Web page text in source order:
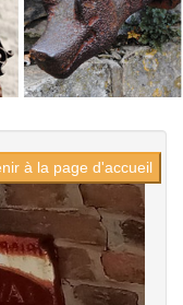
à la page d'accueil